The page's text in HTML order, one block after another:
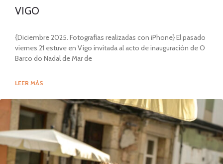
VIGO
{Diciembre 2025. Fotografías realizadas con iPhone} El pasado
viernes 21 estuve en Vigo invitada al acto de inauguración de O
Barco do Nadal de Mar de
LEER MÁS